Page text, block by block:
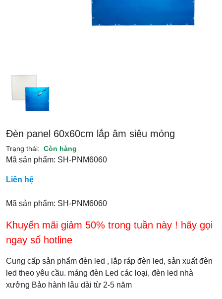
Đèn panel 60x60cm lắp âm siêu mỏng
Trạng thái: Còn hàng
Mã sản phẩm: SH-PNM6060
Liên hệ
Mã sản phẩm: SH-PNM6060
Khuyến mãi giảm 50% trong tuần này ! hãy gọi
ngay số hotline
Cung cấp sản phẩm đèn led , lắp ráp đèn led, sản xuất đèn
led theo yêu cầu. máng đèn Led các loại, đèn led nhà
xưởng Bảo hành lâu dài từ 2-5 năm